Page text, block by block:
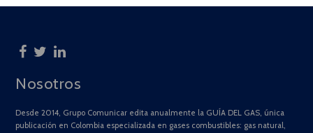
Nosotros
Desde 2014, Grupo Comunicar edita anualmente la GUÍA DEL GAS, única
publicación en Colombia especializada en gases combustibles: gas natural,